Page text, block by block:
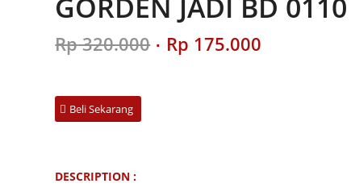
Rp320.000 Original
price
Rp 175.000
Beli Sekarang
DESCRIPTION :